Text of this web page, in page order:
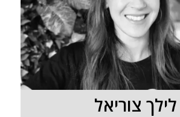
לילך צוריאל